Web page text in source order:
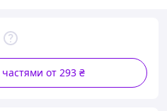
от 293 ₴